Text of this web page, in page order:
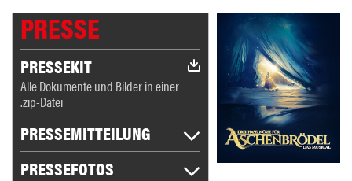
PRESSE
PRESSEKIT
Alle Dokumente und Bilder in einer
.zip-Datei
PRESSEMITTEILUNG
PRESSEFOTOS